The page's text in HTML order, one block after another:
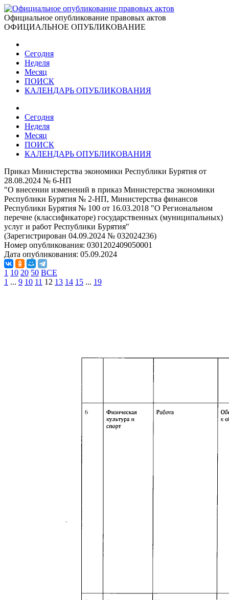
Официальное опубликование правовых актов
ОФИЦИАЛЬНОЕ ОПУБЛИКОВАНИЕ
Сегодня
Неделя
Месяц
ПОИСК
КАЛЕНДАРЬ ОПУБЛИКОВАНИЯ
Сегодня
Неделя
Месяц
ПОИСК
КАЛЕНДАРЬ ОПУБЛИКОВАНИЯ
Приказ Министерства экономики Республики Бурятия от
28.08.2024 № 6-НП
"О внесении изменений в приказ Министерства экономики
Республики Бурятия № 2-НП, Министерства финансов
Республики Бурятия № 100 от 16.03.2018 "О Региональном
перечне (классификаторе) государственных (муниципальных)
услуг и работ Республики Бурятия"
(Зарегистрирован 04.09.2024 № 032024236)
Номер опубликования: 0301202409050001
Дата опубликования: 05.09.2024
1 10 20 50 ВСЕ
1 ... 9 10 11 12 13 14 15 ... 19